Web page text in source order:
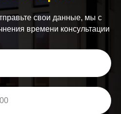
свои данные, мы с
времени консультации